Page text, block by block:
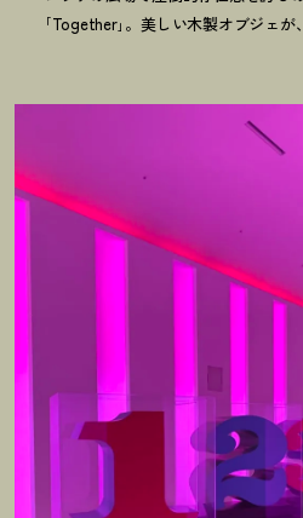
｢Together｣。美しい木製オブジェが